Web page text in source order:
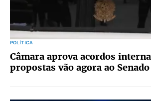
POLÍTICA
Câmara aprova acordos
propostas vão agora ao Senado